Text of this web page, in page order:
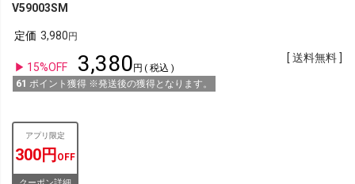
V59003SM
定価 3,980
15%OFF 3,380
税込
61 ポイント獲得 ※発送後の獲得となります。
送料無料
アプリ限定
300円 OFF